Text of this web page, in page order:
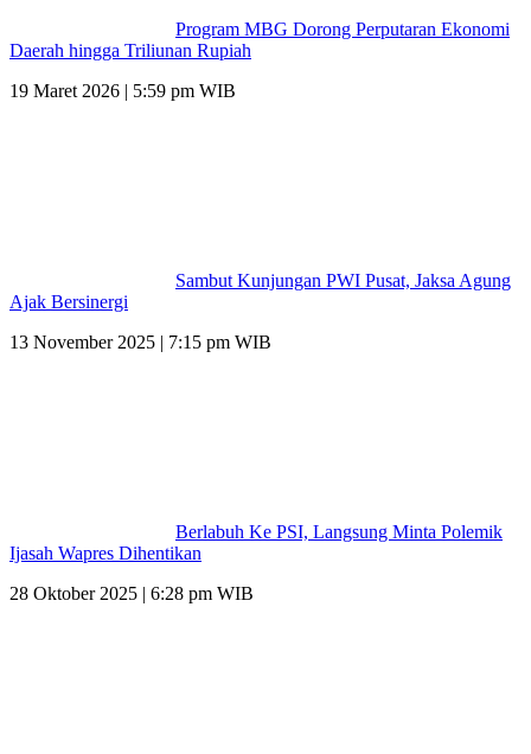
Program MBG Dorong Perputaran Ekonomi
Daerah hingga Triliunan Rupiah
19 Maret 2026 | 5:59 pm WIB
Sambut Kunjungan PWI Pusat, Jaksa Agung
Ajak Bersinergi
13 November 2025 | 7:15 pm WIB
Berlabuh Ke PSI, Langsung Minta Polemik
Ijasah Wapres Dihentikan
28 Oktober 2025 | 6:28 pm WIB